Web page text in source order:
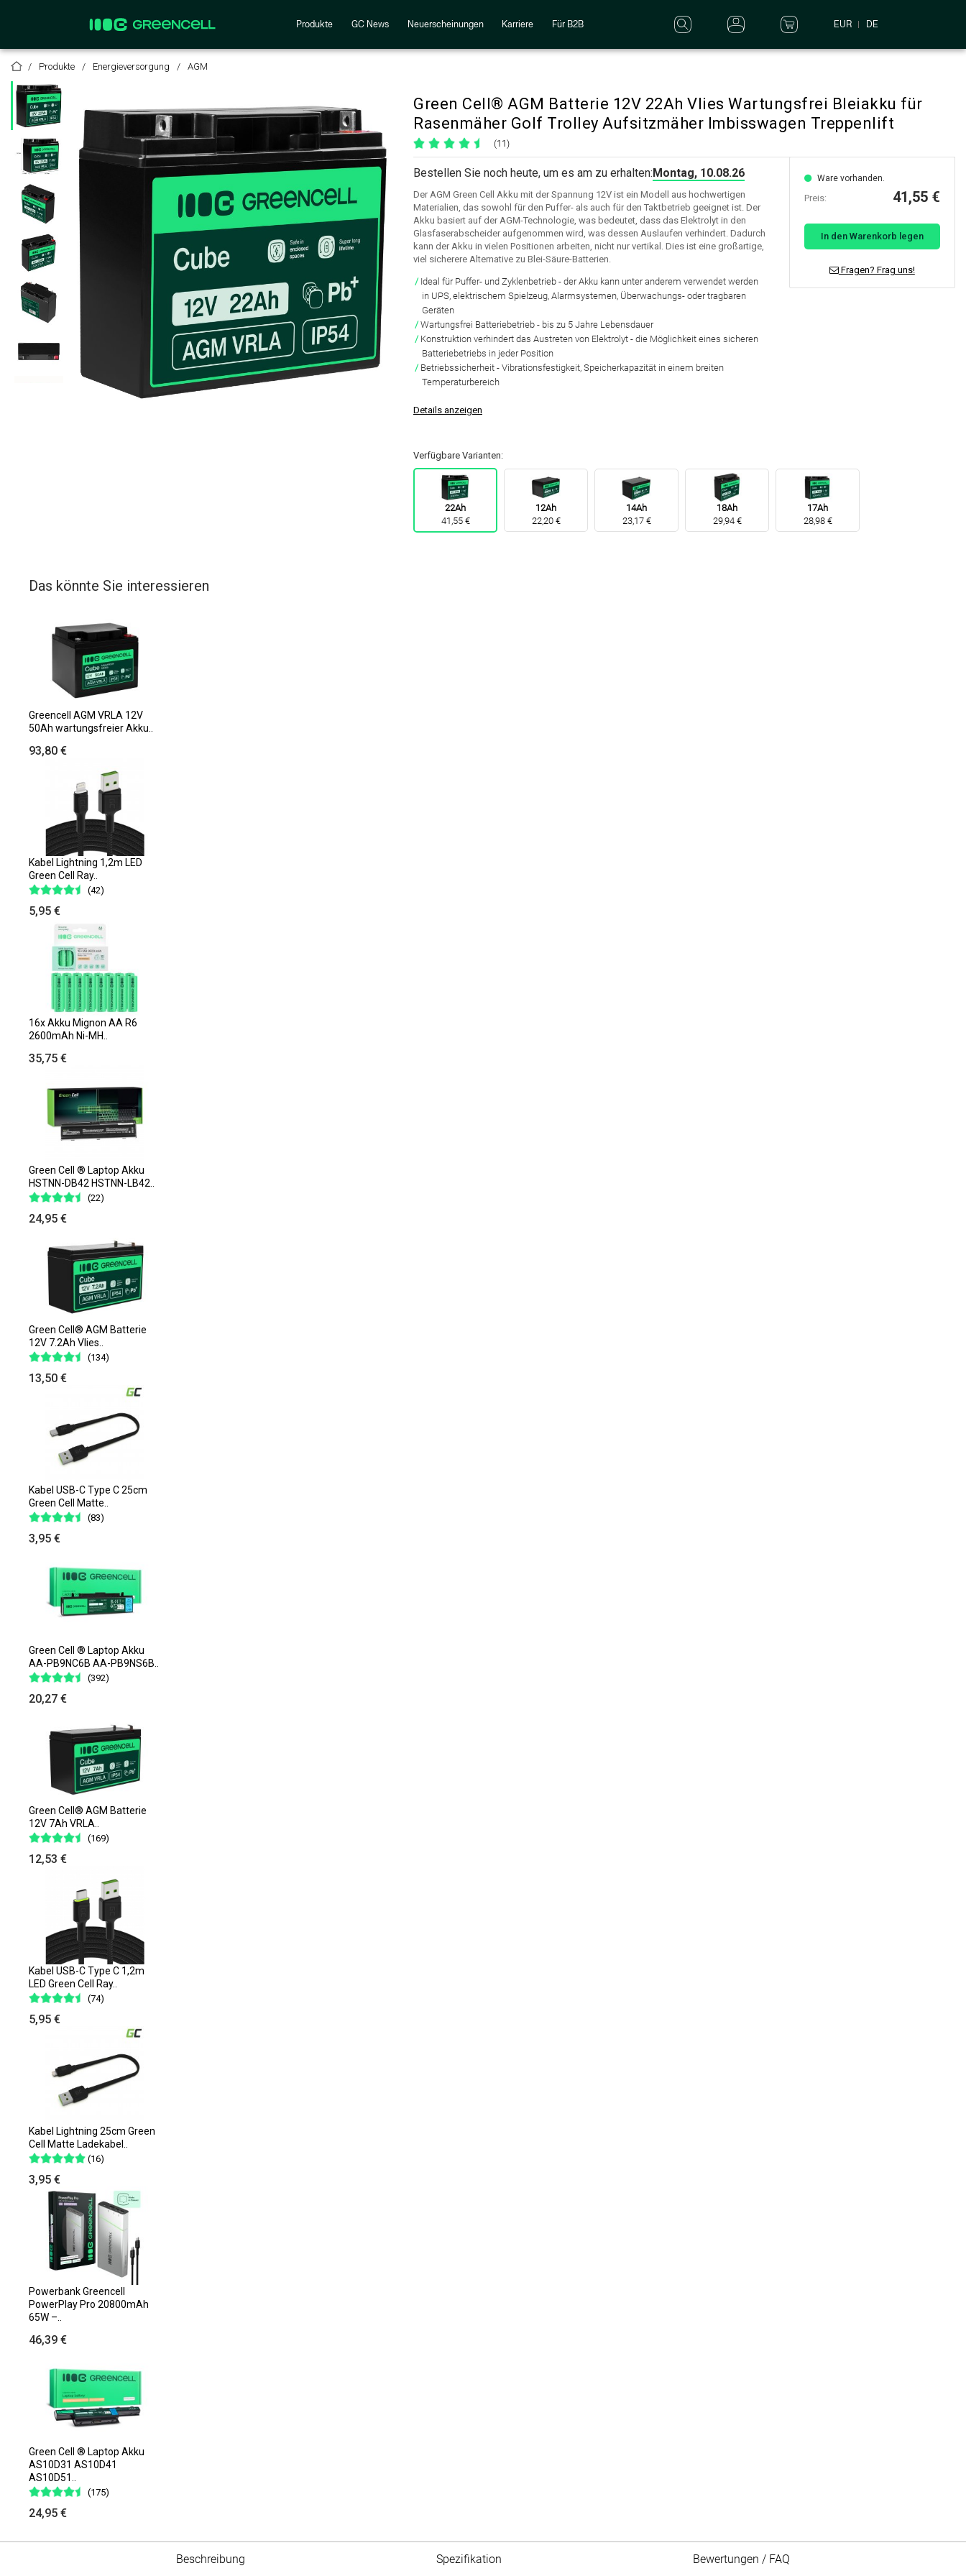
Produkte GC News Neuerscheinungen Karriere Für B2B EUR DE
Produkte Energieversorgung AGM
Green Cell® AGM Batterie 12V 22Ah Vlies Wartungsfrei Bleiakku für
Rasenmäher Golf Trolley Aufsitzmäher Imbisswagen Treppenlift
(11)
Bestellen Sie noch heute, um es am zu erhalten:Montag, 10.08.26
Der AGM Green Cell Akku mit der Spannung 12V ist ein Modell aus hochwertigen
Materialien, das sowohl für den Puffer- als auch für den Taktbetrieb geeignet ist. Der
Akku basiert auf der AGM-Technologie, was bedeutet, dass das Elektrolyt in den
Glasfaserabscheider aufgenommen wird, was dessen Auslaufen verhindert. Dadurch
kann der Akku in vielen Positionen arbeiten, nicht nur vertikal. Dies ist eine großartige,
viel sicherere Alternative zu Blei-Säure-Batterien.
Ideal für Puffer- und Zyklenbetrieb - der Akku kann unter anderem verwendet werden
in UPS, elektrischem Spielzeug, Alarmsystemen, Überwachungs- oder tragbaren
Geräten
Wartungsfrei Batteriebetrieb - bis zu 5 Jahre Lebensdauer
Konstruktion verhindert das Austreten von Elektrolyt - die Möglichkeit eines sicheren
Batteriebetriebs in jeder Position
Betriebssicherheit - Vibrationsfestigkeit, Speicherkapazität in einem breiten
Temperaturbereich
Details anzeigen
Ware vorhanden.
Preis: 41,55 €
In den Warenkorb legen
Fragen? Frag uns!
Verfügbare Varianten:
22Ah
41,55 €
12Ah
22,20 €
14Ah
23,17 €
18Ah
29,94 €
17Ah
28,98 €
Das könnte Sie interessieren
Greencell AGM VRLA 12V
50Ah wartungsfreier Akku..
93,80 €
Kabel Lightning 1,2m LED
Green Cell Ray..
(42)
5,95 €
16x Akku Mignon AA R6
2600mAh Ni-MH..
35,75 €
Green Cell ® Laptop Akku
HSTNN-DB42 HSTNN-LB42..
(22)
24,95 €
Green Cell® AGM Batterie
12V 7.2Ah Vlies..
(134)
13,50 €
Kabel USB-C Type C 25cm
Green Cell Matte..
(83)
3,95 €
Green Cell ® Laptop Akku
AA-PB9NC6B AA-PB9NS6B..
(392)
20,27 €
Green Cell® AGM Batterie
12V 7Ah VRLA..
(169)
12,53 €
Kabel USB-C Type C 1,2m
LED Green Cell Ray..
(74)
5,95 €
Kabel Lightning 25cm Green
Cell Matte Ladekabel..
(16)
3,95 €
Powerbank Greencell
PowerPlay Pro 20800mAh
65W –..
46,39 €
Green Cell ® Laptop Akku
AS10D31 AS10D41
AS10D51..
(175)
24,95 €
Beschreibung Spezifikation Bewertungen / FAQ